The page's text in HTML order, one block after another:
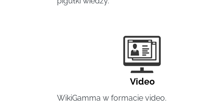
Video
WikiGamma w formacie video.